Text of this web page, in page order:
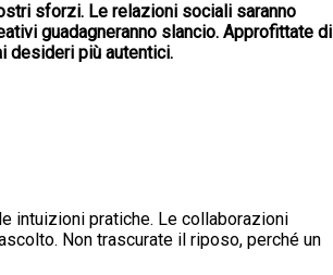
sforzi. Le relazioni sociali saranno
guadagneranno slancio. Approfittate di
desideri più autentici.
intuizioni pratiche. Le collaborazioni
Non trascurate il riposo, perché un